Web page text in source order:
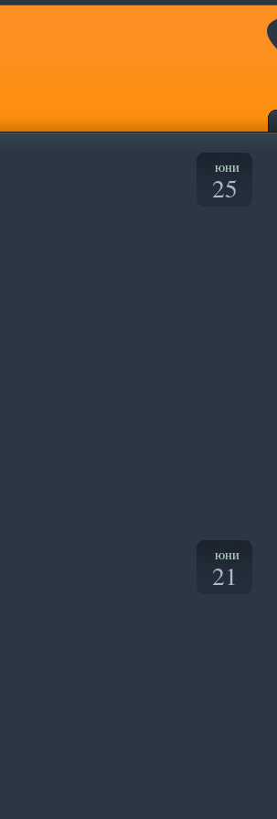
ЮНИ
25
ЮНИ
21